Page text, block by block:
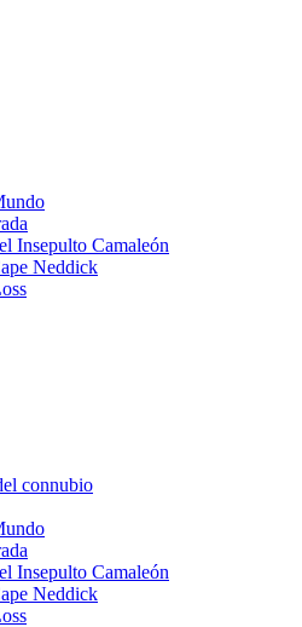
Insepulto Camaleón
Neddick
connubio
Insepulto Camaleón
Neddick